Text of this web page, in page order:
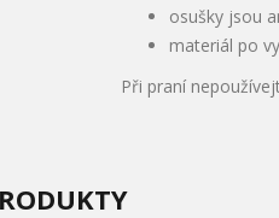
osušky jsou
materiál po
Při praní